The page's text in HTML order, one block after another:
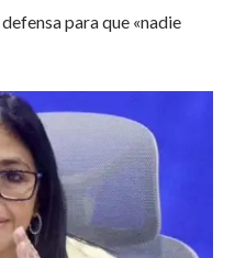
para que «nadie